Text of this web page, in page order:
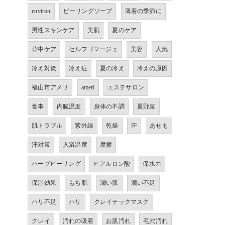
environ ピーリングソープ 薄着の季節に
男性スキンケア 美肌 夏のケア
背中ケア セルフゴマージュ 美容 人気
冷え対策 冷え症 夏の冷え 冷えの原因
福山市アメリ ameri エステサロン
食事 内臓温度 身体の不調 夏野菜
肌トラブル 紫外線 乾燥 汗 あせも
汗対策 入浴温度 摩擦
ハーブピーリング ヒアルロン酸 保水力
保湿効果 もち肌 潤い肌 潤い不足
ハリ不足 ハリ クレイテックマスク
クレイ 汚れの吸着 お肌汚れ 毛穴汚れ